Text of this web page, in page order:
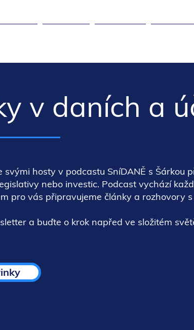
v daních a
svými hosty v podcastu SníDANĚ s
nebo investic. Podcast vychází
pro vás připravujeme články a rozhovory
a buďte o krok napřed ve složitém